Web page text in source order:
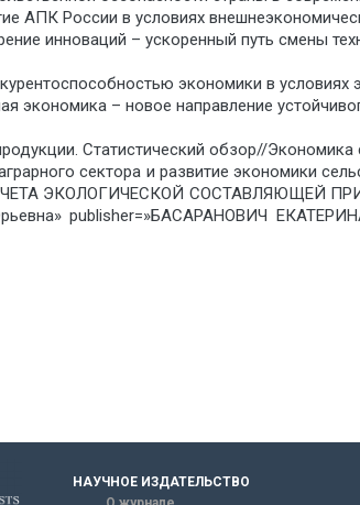
АПК России в условиях
инноваций – ускоренный путь смены
экономики в условиях
экономика – новое направление
Статистический обзор//
сектора и развитие экономики
ЭКОЛОГИЧЕСКОЙ СОСТАВЛЯЮЩЕЙ
publisher=»БАСАРАНОВИЧ
НАУЧНОЕ ИЗДАТЕЛЬСТВО